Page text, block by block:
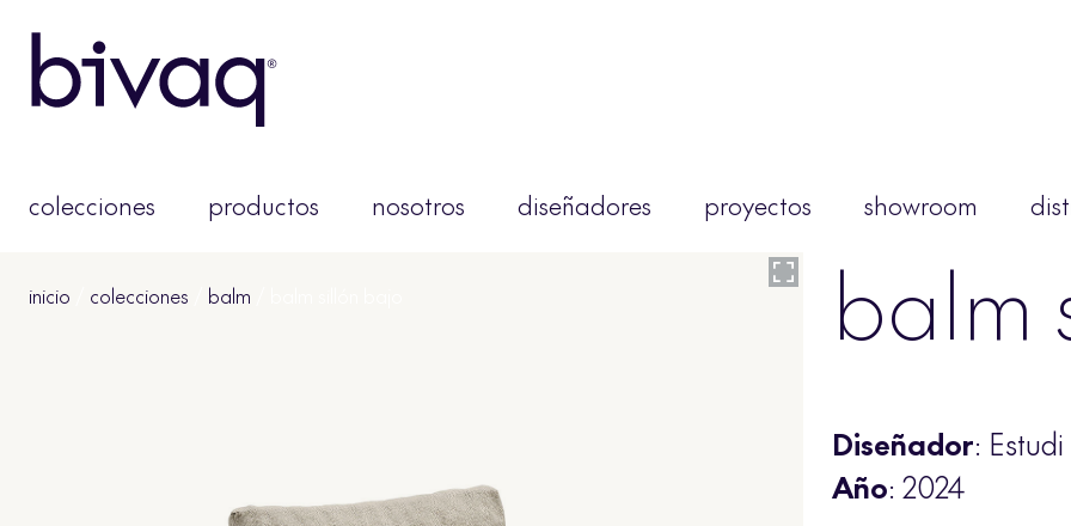
colecciones productos nosotros diseñadores proyectos showroom
inicio colecciones balm balm
Diseñador:
Año: 2024